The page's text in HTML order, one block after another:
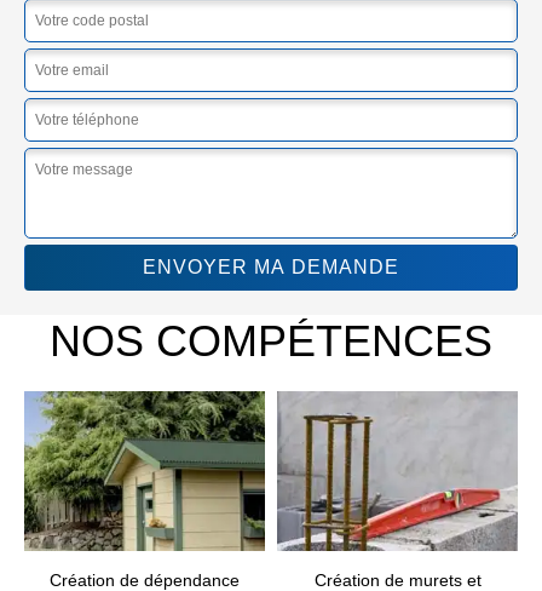
NOS COMPÉTENCES
Création de dépendance
Création de murets et